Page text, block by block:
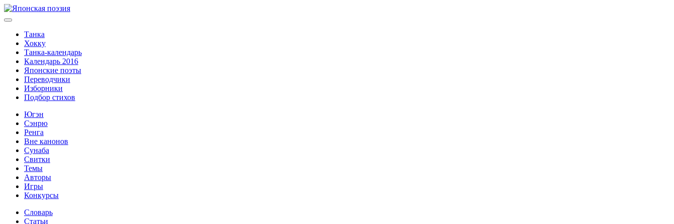
Танка
Хокку
Танка-календарь
Календарь 2016
Японские поэты
Переводчики
Изборники
Подбор стихов
Югэн
Сэнрю
Ренга
Вне канонов
Сунаба
Свитки
Темы
Авторы
Игры
Конкурсы
Словарь
Статьи